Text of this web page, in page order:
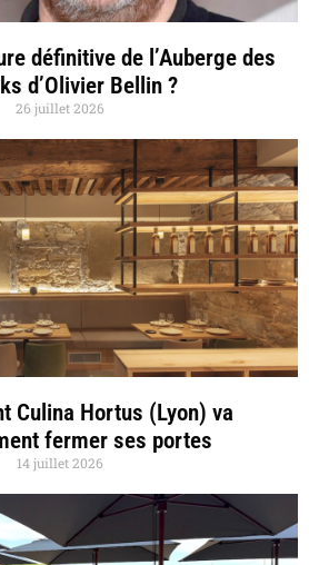
définitive de l’Auberge des
d’Olivier Bellin ?
26 juillet 2026
Culina Hortus (Lyon) va
fermer ses portes
14 juillet 2026